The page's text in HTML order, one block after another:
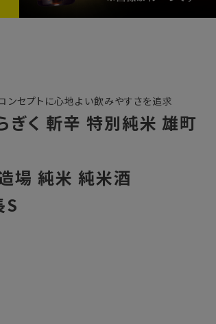
ンセプトに心地よい飲みやすさを追求
ぎく 斬辛 特別純米 雄町
場 純米 純米酒
S